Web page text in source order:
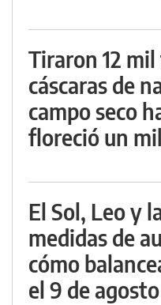
Tiraron 12
cáscaras de
campo seco
floreció un
El Sol, Leo y
medidas de
cómo
el 9 de agosto